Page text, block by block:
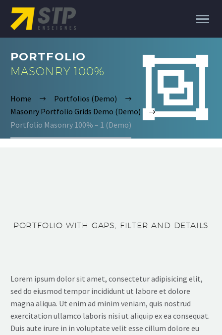


PORTFOLIO
MASONRY 100%
Home
Portfolios (Demo)
Masonry Portfolio Grids Demo (Demo)
Portfolio Masonry 100% – 1 (Demo)
PORTFOLIO WITH GAPS, FILTER AND DETAILS
Lorem ipsum dolor sit amet, consectetur adipisicing elit,
sed do eiusmod tempor incididunt ut labore et dolore
magna aliqua. Ut enim ad minim veniam, quis nostrud
exercitation ullamco laboris nisi ut aliquip ex ea consequat.
Duis aute irure in in voluptate velit esse cillum dolore eu